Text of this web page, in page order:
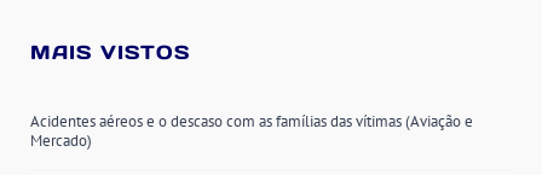
MAIS VISTOS
Acidentes aéreos e o descaso com as famílias das vítimas (Aviação e
Mercado)